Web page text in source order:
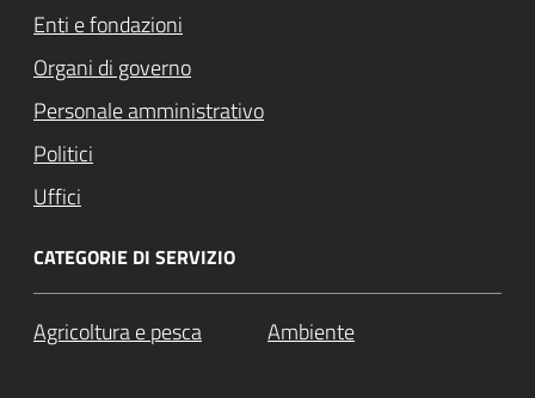
Enti e fondazioni
Organi di governo
Personale amministrativo
Politici
Uffici
CATEGORIE DI SERVIZIO
Agricoltura e pesca Ambiente